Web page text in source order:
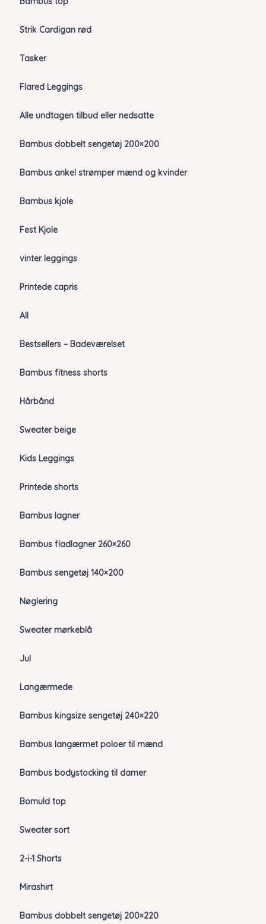
Strik Cardigan rød
Tasker
Flared Leggings
Alle undtagen tilbud eller nedsatte
Bambus dobbelt sengetøj 200×200
Bambus ankel strømper mænd og kvinder
Bambus kjole
Fest Kjole
vinter leggings
Printede capris
All
Bestsellers – Badeværelset
Bambus fitness shorts
Hårbånd
Sweater beige
Kids Leggings
Printede shorts
Bambus lagner
Bambus fladlagner 260×260
Bambus sengetøj 140×200
Nøglering
Sweater mørkeblå
Jul
Langærmede
Bambus kingsize sengetøj 240×220
Bambus langærmet poloer til mænd
Bambus bodystocking til damer
Bomuld top
Sweater sort
2-i-1 Shorts
Mirashirt
Bambus dobbelt sengetøj 200×220